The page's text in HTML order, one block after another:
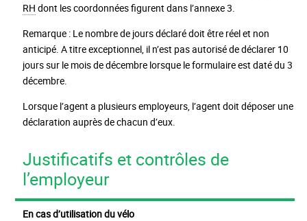
RH dont les coordonnées figurent dans l’annexe 3.
Remarque : Le nombre de jours déclaré doit être réel et non
anticipé. A titre exceptionnel, il n’est pas autorisé de déclarer 10
jours sur le mois de décembre lorsque le formulaire est daté du 3
décembre.
Lorsque l’agent a plusieurs employeurs, l’agent doit déposer une
déclaration auprès de chacun d’eux.
Justificatifs et contrôles de
l’employeur
En cas d’utilisation du vélo